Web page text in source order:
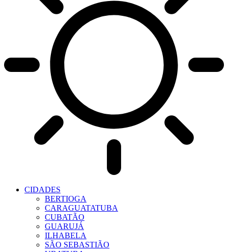
CIDADES
BERTIOGA
CARAGUATATUBA
CUBATÃO
GUARUJÁ
ILHABELA
SÃO SEBASTIÃO